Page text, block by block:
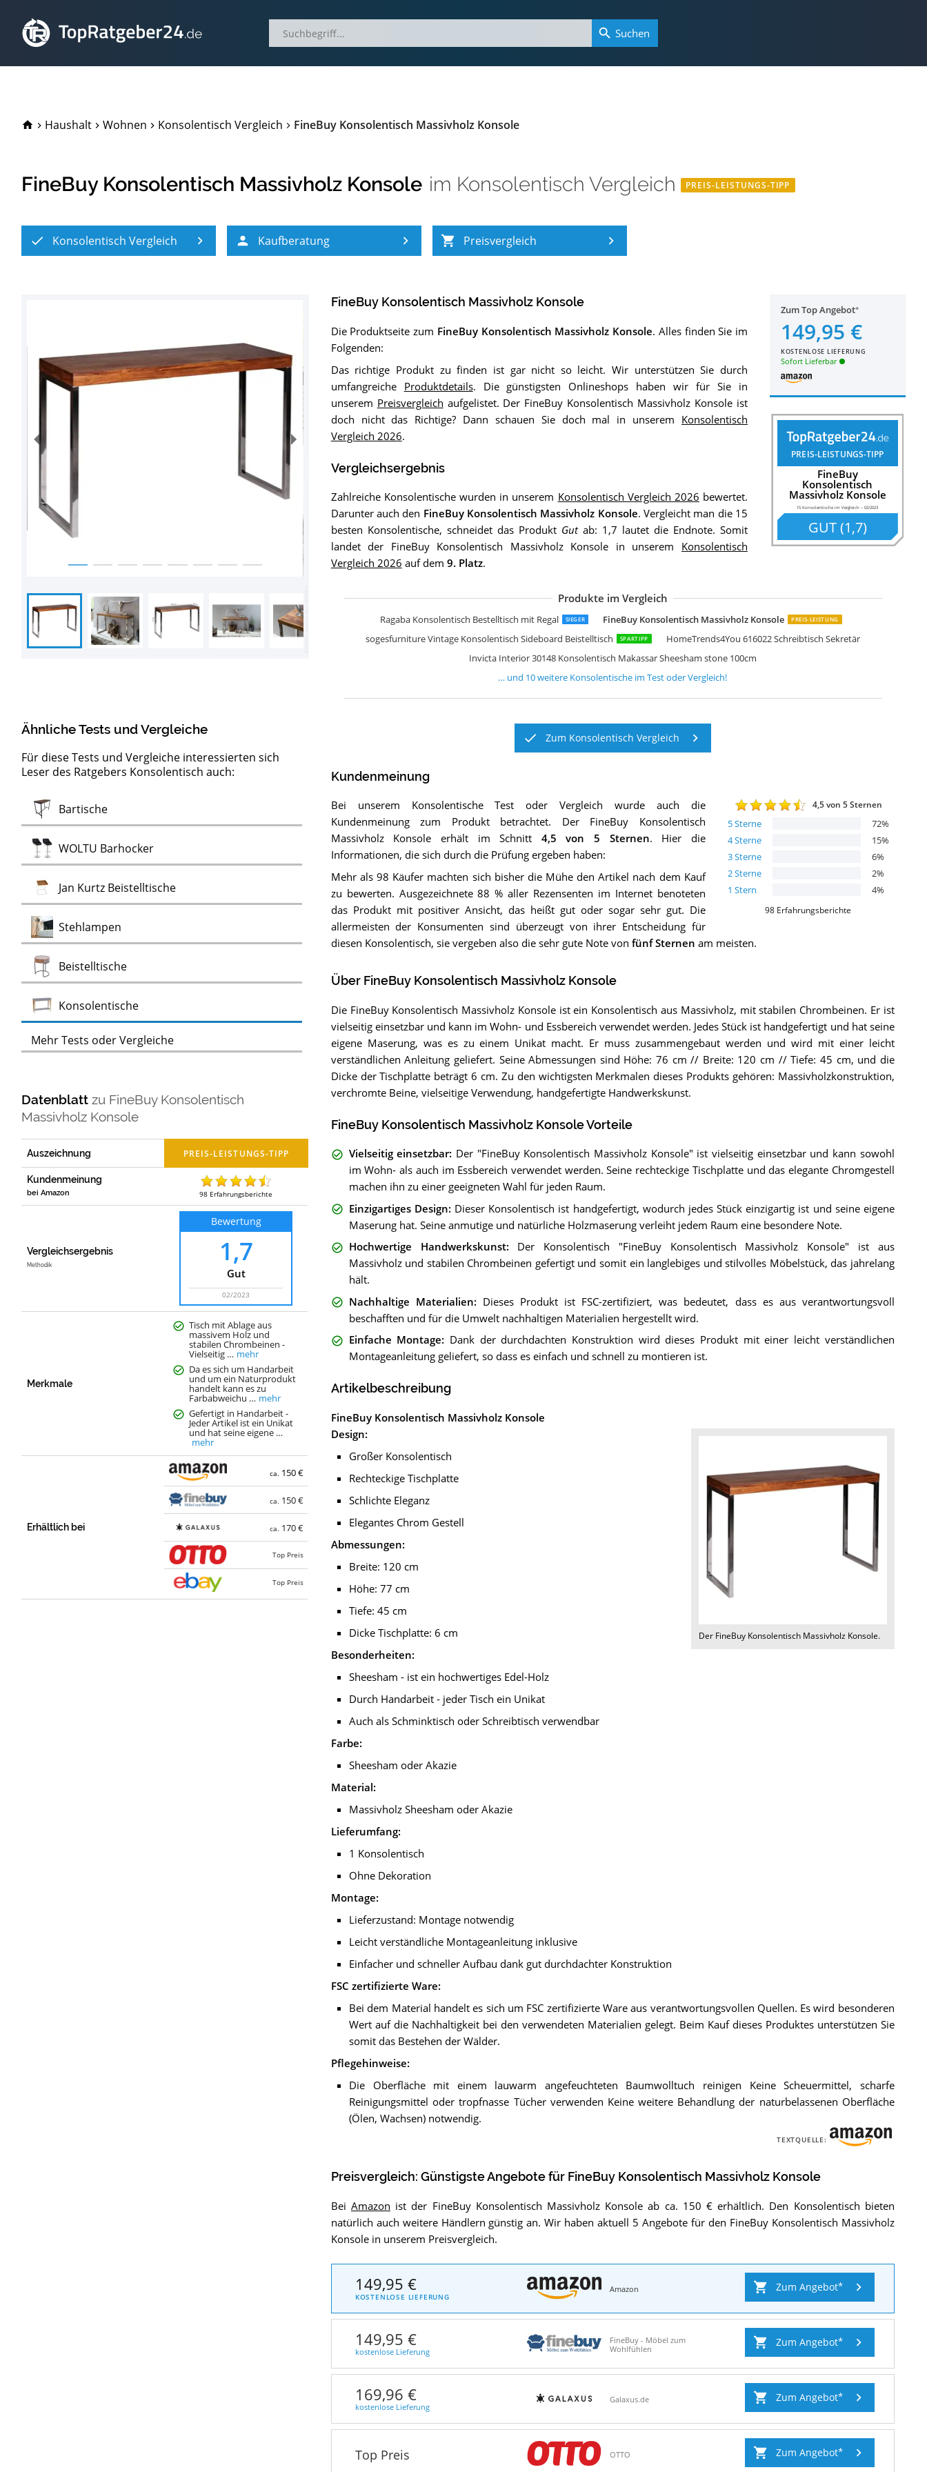
TopRatgeber24.de
Haushalt Wohnen Konsolentisch Vergleich FineBuy Konsolentisch Massivholz Konsole
FineBuy Konsolentisch Massivholz Konsole im Konsolentisch Vergleich PREIS-LEISTUNGS-TIPP
Konsolentisch Vergleich Kaufberatung Preisvergleich
Ähnliche Tests und Vergleiche
Für diese Tests und Vergleiche interessierten sich
Leser des Ratgebers Konsolentisch auch:
BartischeTest
WOLTU BarhockerTest
Jan Kurtz BeistelltischeTest
Stehlampen
BeistelltischeTest
KonsolentischeTest
ServierwagenTest
Moderne
WanduhrenTest
LED-Pendelleuchten
Artemide Deckenleuchten
Design Wanduhren
KronleuchterTest
Nicht-tickende Wanduhren
Ewiger Kalender
Flugzeugtrolleys
Alu Bord-Boxen
Stimmungslichter
Monstera
Test
Monstera Kunstpflanzen
Mehr Tests oder Vergleiche
Datenblattzu FineBuy Konsolentisch
Massivholz Konsole
Auszeichnung
Kundenmeinung
bei Amazon 98 Erfahrungsberichte
Vergleichsergebnis
Methodik
Bewertung
1,7
Gut
02/2023
Merkmale
Tisch mit Ablage aus
massivem Holz und
stabilen Chrombeinen -
Vielseitig … mehr
Da es sich um Handarbeit
und um ein Naturprodukt
handelt kann es zu
Farbabweichu … mehr
Gefertigt in Handarbeit -
Jeder Artikel ist ein Unikat
und hat seine eigene …
mehr
Erhältlich bei
ca. 150 €
ca. 150 €
ca. 170 €
Top Preis
Top Preis
Zum Top Angebot
149,95 €
KOSTENLOSE LIEFERUNG
Sofort Lieferbar
PREIS-LEISTUNGS-TIPP
FineBuy
Konsolentisch
Massivholz Konsole
15 Konsolentische im Vergleich –02/2023
GUT(1,7)
FineBuy Konsolentisch Massivholz Konsole
Die Produktseite zum FineBuy Konsolentisch Massivholz Konsole. Alles finden Sie im
Folgenden:
Das richtige Produkt zu finden ist gar nicht so leicht. Wir unterstützen Sie durch
umfangreiche Produktdetails. Die günstigsten Onlineshops haben wir für Sie in
unserem Preisvergleich aufgelistet. Der FineBuy Konsolentisch Massivholz Konsole ist
doch nicht das Richtige? Dann schauen Sie doch mal in unserem Konsolentisch
Vergleich 2026.
Vergleichsergebnis
Zahlreiche Konsolentische wurden in unserem Konsolentisch Vergleich 2026 bewertet.
Darunter auch den FineBuy Konsolentisch Massivholz Konsole. Vergleicht man die 15
besten Konsolentische, schneidet das Produkt Gutab: 1,7 lautet die Endnote. Somit
landet der FineBuy Konsolentisch Massivholz Konsole in unserem Konsolentisch
Vergleich 2026 auf dem 9. Platz.
Produkte im Vergleich
Ragaba Konsolentisch Bestelltisch mit Regal SIEGER FineBuy Konsolentisch Massivholz Konsole PREIS-LEISTUNG
sogesfurniture Vintage Konsolentisch Sideboard Beistelltisch SPARTIPP
HomeTrends4You 616022 Schreibtisch Sekretär
Invicta Interior 30148 Konsolentisch Makassar Sheesham stone 100cm
Extravaganter Glas Konsolentisch Fantome 100cm Transparent
Maison ESTO Konsolentisch Anstelltisch Milla 110 cm breit Schubladen
Festnight Konsolentisch Verspiegelter Konsole Ablagetisch
vidaXL Konsolentisch Verspiegelt MDF Glas Konsole Beistelltisch
vidaXL Massivholz Sheesham Konsolentisch 80 cm Konsole Beistelltisch
möbelando Konsolentisch Beistelltisch Dekotisch Konsole Telefontisch
Riess Ambiente Design Laptoptisch Grey Desk 120cm Hochglanz dunkelgrau
MIMMA Versa Eingangtisch aus Eichenholzfarbe Dallas
AISER Interieur Massiver Echt-Holz Palisander Konsolentisch
[en.casa]
… und 10weitere Konsolentische im Test oder Vergleich!
Zum Konsolentisch Vergleich
Kundenmeinung
4,5von 5 Sternen
5Sterne 72%
4Sterne 15%
3Sterne 6%
2Sterne 2%
1 Stern 4%
98 Erfahrungsberichte
Bei unserem KonsolentischeTest oder Vergleich wurde auch die
Kundenmeinung zum Produkt betrachtet.
Der
FineBuy Konsolentisch
Massivholz Konsole erhält im Schnitt 4,5 von 5 Sternen. Hier die
Informationen, die sich durch die Prüfung ergeben haben:
Mehr als 98 Käufer machten sich bisher die Mühe den Artikel nach dem Kauf
zu bewerten. Ausgezeichnete 88 % aller Rezensenten im Internet benoteten
das Produkt mit positiver Ansicht, das heißt gut oder sogar sehr gut. Die
allermeisten der Konsumenten sind überzeugt von ihrer Entscheidung für
diesen Konsolentisch, sie vergeben also die sehr gute Note von fünf Sternen am meisten.
Über FineBuy Konsolentisch Massivholz Konsole
Die FineBuy Konsolentisch Massivholz Konsole ist ein Konsolentisch aus Massivholz, mit stabilen Chrombeinen. Er ist
vielseitig einsetzbar und kann im Wohn- und Essbereich verwendet werden. Jedes Stück ist handgefertigt und hat seine
eigene Maserung, was es zu einem Unikat macht. Er muss zusammengebaut werden und wird mit einer leicht
verständlichen Anleitung geliefert. Seine Abmessungen sind Höhe: 76 cm // Breite: 120 cm // Tiefe: 45 cm, und die
Dicke der Tischplatte beträgt 6 cm. Zu den wichtigsten Merkmalen dieses Produkts gehören: Massivholzkonstruktion,
verchromte Beine, vielseitige Verwendung, handgefertigte Handwerkskunst.
FineBuy Konsolentisch Massivholz Konsole Vorteile
Vielseitig einsetzbar: Der "FineBuy Konsolentisch Massivholz Konsole" ist vielseitig einsetzbar und kann sowohl
im Wohn- als auch im Essbereich verwendet werden. Seine rechteckige Tischplatte und das elegante Chromgestell
machen ihn zu einer geeigneten Wahl für jeden Raum.
Einzigartiges Design: Dieser Konsolentisch ist handgefertigt, wodurch jedes Stück einzigartig ist und seine eigene
Maserung hat. Seine anmutige und natürliche Holzmaserung verleiht jedem Raum eine besondere Note.
Hochwertige Handwerkskunst: Der Konsolentisch "FineBuy Konsolentisch Massivholz Konsole" ist aus
Massivholz und stabilen Chrombeinen gefertigt und somit ein langlebiges und stilvolles Möbelstück, das jahrelang
hält.
Nachhaltige Materialien: Dieses Produkt ist FSC-zertifiziert, was bedeutet, dass es aus verantwortungsvoll
beschafften und für die Umwelt nachhaltigen Materialien hergestellt wird.
Einfache Montage: Dank der durchdachten Konstruktion wird dieses Produkt mit einer leicht verständlichen
Montageanleitung geliefert, so dass es einfach und schnell zu montieren ist.
Artikelbeschreibung
FineBuy Konsolentisch Massivholz Konsole
Der FineBuy Konsolentisch Massivholz Konsole.
Design:
Großer Konsolentisch
Rechteckige Tischplatte
Schlichte Eleganz
Elegantes Chrom Gestell
Abmessungen:
Breite: 120 cm
Höhe: 77 cm
Tiefe: 45 cm
Dicke Tischplatte: 6 cm
Besonderheiten:
Sheesham - ist ein hochwertiges Edel-Holz
Durch Handarbeit - jeder Tisch ein Unikat
Auch als Schminktisch oder Schreibtisch verwendbar
Farbe:
Sheesham oder Akazie
Material:
Massivholz Sheesham oder Akazie
Lieferumfang:
1 Konsolentisch
Ohne Dekoration
Montage:
Lieferzustand: Montage notwendig
Leicht verständliche Montageanleitung inklusive
Einfacher und schneller Aufbau dank gut durchdachter Konstruktion
FSC zertifizierte Ware:
Bei dem Material handelt es sich um FSC zertifizierte Ware aus verantwortungsvollen Quellen. Es wird besonderen
Wert auf die Nachhaltigkeit bei den verwendeten Materialien gelegt. Beim Kauf dieses Produktes unterstützen Sie
somit das Bestehen der Wälder.
Pflegehinweise:
Die Oberfläche mit einem lauwarm angefeuchteten Baumwolltuch reinigen Keine Scheuermittel, scharfe
Reinigungsmittel oder tropfnasse Tücher verwenden Keine weitere Behandlung der naturbelassenen Oberfläche
(Ölen, Wachsen) notwendig.
TEXTQUELLE:
Preisvergleich: Günstigste Angebote für FineBuy Konsolentisch Massivholz Konsole
Bei Amazon ist der FineBuy Konsolentisch Massivholz Konsole ab ca. 150 € erhältlich. Den Konsolentisch bieten
natürlich auch weitere Händlern günstig an. Wir haben aktuell 5 Angebote für den FineBuy Konsolentisch Massivholz
Konsole in unserem Preisvergleich.
149,95 €
KOSTENLOSE LIEFERUNG
Amazon Zum Angebot
149,95 €
kostenlose Lieferung
FineBuy - Möbel zum
Wohlfühlen
Zum Angebot
169,96 €
kostenlose Lieferung
Galaxus.de Zum Angebot
Top Preis OTTO Zum Angebot
Suchen